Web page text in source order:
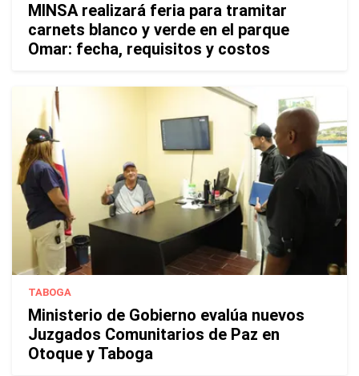
MINSA realizará feria para tramitar
carnets blanco y verde en el parque
Omar: fecha, requisitos y costos
TABOGA
Ministerio de Gobierno evalúa nuevos
Juzgados Comunitarios de Paz en
Otoque y Taboga